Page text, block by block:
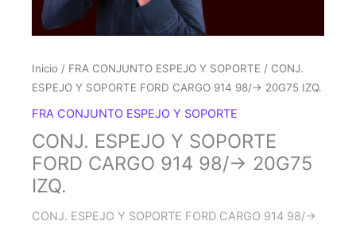
Inicio / FRA CONJUNTO ESPEJO Y SOPORTE / CONJ.
ESPEJO Y SOPORTE FORD CARGO 914 98/-> 20G75 IZQ.
FRA CONJUNTO ESPEJO Y SOPORTE
CONJ. ESPEJO Y SOPORTE
FORD CARGO 914 98/-> 20G75
IZQ.
CONJ. ESPEJO Y SOPORTE FORD CARGO 914 98/->